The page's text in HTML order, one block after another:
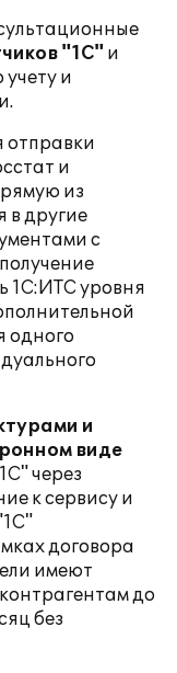
"1С" и
и
отправки
и
из
в другие
с
1С:ИТС уровня
одного
и
виде
через
к сервису и
договора
имеют
до
без